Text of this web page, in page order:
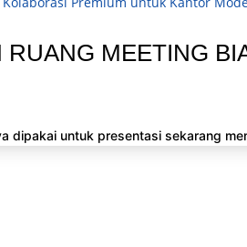
MEETING
dipakai untuk presentasi sekarang